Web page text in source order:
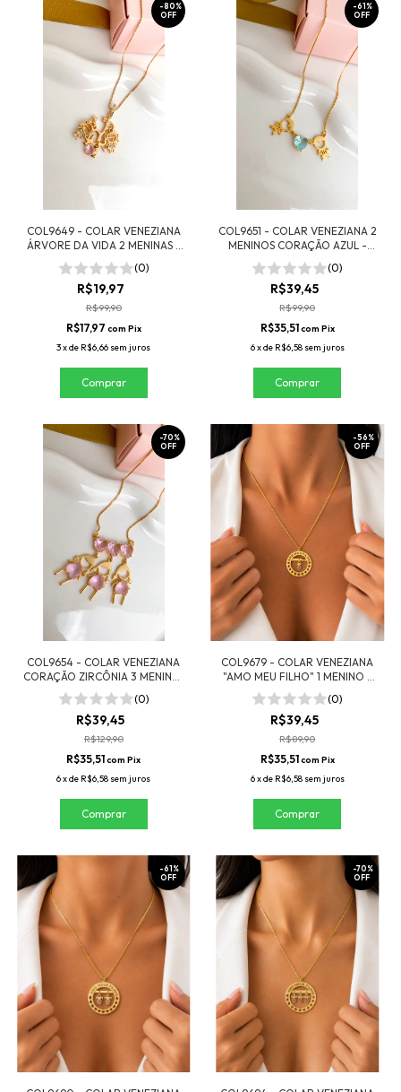
COL9649 - COLAR VENEZIANA
ÁRVORE DA VIDA 2 MENINAS -
FOLHEADO A OURO
(0)
R$19,97
-80%
OFF
R$99,90
R$17,97 com Pix
3xde R$6,66 sem juros
COL9651 - COLAR VENEZIANA 2
MENINOS CORAÇÃO AZUL -
FOLHEADO A OURO
(0)
R$39,45
-61 %
OFF
R$99,90
R$35,51com Pix
6xde R$6,58 sem juros
COL9654 - COLAR VENEZIANA
CORAÇÃO ZIRCÔNIA 3 MENINAS
- FOLHEADO A OURO
(0)
R$39,45
-70%
OFF
R$129,90
R$35,51com Pix
6xde R$6,58 sem juros
COL9679 - COLAR VENEZIANA
"AMO MEU FILHO" 1 MENINO -
FOLHEADO A OURO
(0)
R$39,45
-56%
OFF
R$89,90
R$35,51com Pix
6xde R$6,58 sem juros
-61%
OFF
-70%
OFF